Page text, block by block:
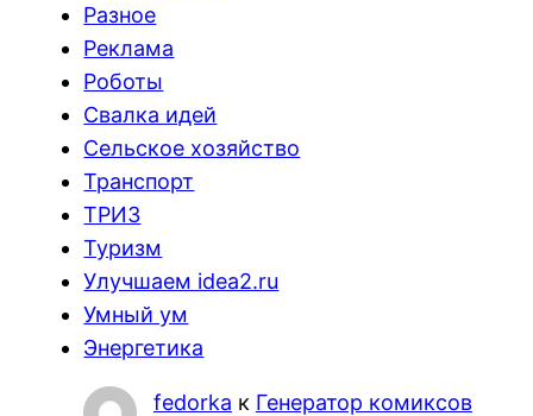
Разное
Реклама
Роботы
Свалка идей
Сельское хозяйство
Транспорт
ТРИЗ
Туризм
Улучшаем idea2.ru
Умный ум
Энергетика
fedorka к Генератор комиксов